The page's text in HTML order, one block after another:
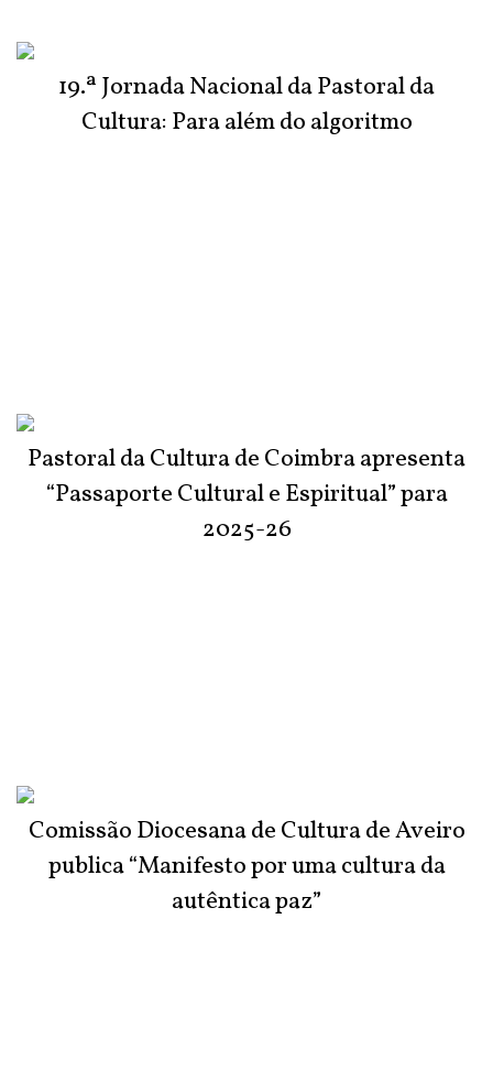
19.ª Jornada Nacional da Pastoral da
Cultura: Para além do algoritmo
Pastoral da Cultura de Coimbra apresenta
“Passaporte Cultural e Espiritual” para
2025-26
Comissão Diocesana de Cultura de Aveiro
publica “Manifesto por uma cultura da
autêntica paz”